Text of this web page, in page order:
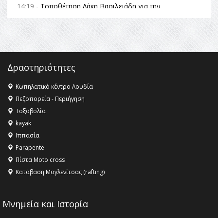
14:19 - Τοποθέτηση Λάκη Βασιλειάδη για την
θεσμικές διαδικασίες υπάρχει μόνο η ευθύνη απέναντι
στις επόμενες γενιές»
16:35 -Το πρόγραμμα του ΠΑΟΚ στον δεύτερο γύρο του
16:27 - Όλυμπος: Εντάχθηκε στον Κατάλογο Παγκόσμιας
Κληρονομιάς της UNESCO – Ομόφωνη η απόφαση Ο
Όλυμπος αναγνωρίστηκε ως φυσικό και πολιτιστικό
αγαθό εξέχουσας οικουμενικής αξίας για την
ανθρωπότητα
16:18 -
ΣΤΗΝ ΕΔΕΣΣΑ
Δραστηριότητες
Κωπηλατικό κέντρο Λουδία
Πεζοπορεία - Περιήγηση
Τοξοβολία
kayak
Ιππασία
Parapente
Πίστα Moto cross
Κατάβαση Μογλενίτσας (rafting)
Μνημεία και Ιστορία